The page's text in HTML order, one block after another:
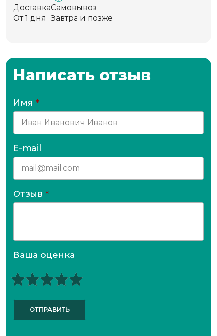
Доставка
От 1 дня
Самовывоз
Завтра и позже
Написать отзыв
Имя *
E-mail
Отзыв *
Ваша оценка
ОТПРАВИТЬ